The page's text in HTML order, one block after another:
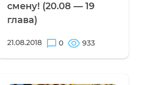
смену! (20.08 — 19
глава)
21.08.2018 0 933